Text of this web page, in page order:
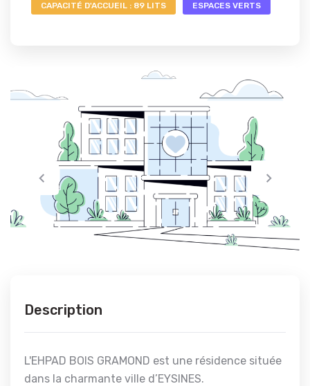
CAPACITÉ D'ACCUEIL : 89 LITS ESPACES VERTS
Description
L'EHPAD BOIS GRAMOND est une résidence située
dans la charmante ville d’EYSINES.